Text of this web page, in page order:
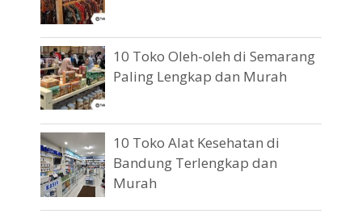
10 Toko Oleh-oleh di Semarang
Paling Lengkap dan Murah
10 Toko Alat Kesehatan di
Bandung Terlengkap dan
Murah